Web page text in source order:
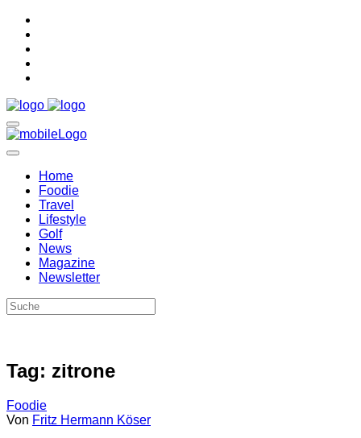
Home
Foodie
Travel
Lifestyle
Golf
News
Magazine
Newsletter
Tag: zitrone
Foodie
Von Fritz Hermann Köser